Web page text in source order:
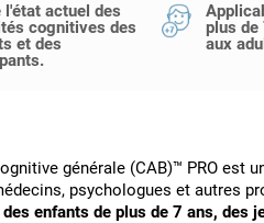
l'état actuel des
cognitives des
et des
plus de
aux
générale (CAB)™ PRO est
psychologues et autres
enfants de plus de 7 ans, des